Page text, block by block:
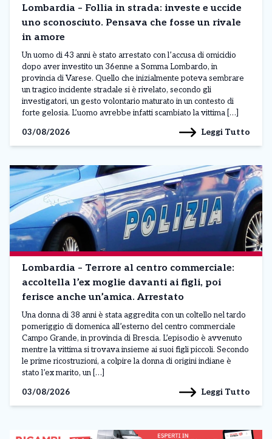
Lombardia – Follia in strada: investe e uccide
uno sconosciuto. Pensava che fosse un rivale
in amore
Un uomo di 43 anni è stato arrestato con l’accusa di omicidio
dopo aver investito un 36enne a Somma Lombardo, in
provincia di Varese. Quello che inizialmente poteva sembrare
un tragico incidente stradale si è rivelato, secondo gli
investigatori, un gesto volontario maturato in un contesto di
forte gelosia. L’uomo avrebbe infatti scambiato la vittima […]
03/08/2026
Leggi Tutto
Lombardia – Terrore al centro commerciale:
accoltella l’ex moglie davanti ai figli, poi
ferisce anche un’amica. Arrestato
Una donna di 38 anni è stata aggredita con un coltello nel tardo
pomeriggio di domenica all’esterno del centro commerciale
Campo Grande, in provincia di Brescia. L’episodio è avvenuto
mentre la vittima si trovava insieme ai suoi figli piccoli. Secondo
le prime ricostruzioni, a colpire la donna di origini indiane è
stato l’ex marito, un […]
03/08/2026
Leggi Tutto